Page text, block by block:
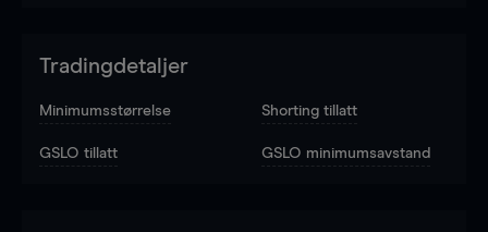
Tradingdetaljer
Minimumsstørrelse Shorting tillatt
GSLO tillatt GSLO minimumsavstand